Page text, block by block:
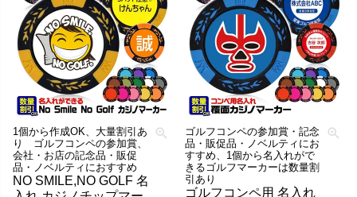
1個から作成OK、大量割引あ
り ゴルフコンペの参加賞、
会社・お店の記念品・販促
品・ノベルティにおすすめ
NO SMILE,NO GOLF 名
ゴルフコンペの参加賞・記念
品・販促品・ノベルティにお
すすめ、1個から名入れがで
きるゴルフマーカーは数量割
引あり
ゴルフコンペ用 名入れ